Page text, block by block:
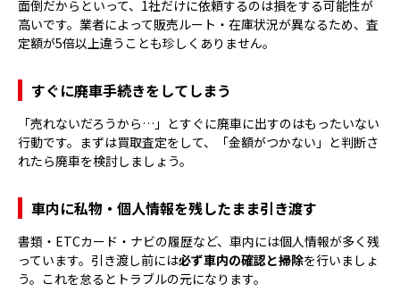
面倒だからといって、1社だけに依頼するのは損をする可能性が
高いです。業者によって販売ルート・在庫状況が異なるため、査
定額が5倍以上違うことも珍しくありません。
すぐに廃車手続きをしてしまう
「売れないだろうから…」とすぐに廃車に出すのはもったいない
行動です。まずは買取査定をして、「金額がつかない」と判断さ
れたら廃車を検討しましょう。
車内に私物・個人情報を残したまま引き渡す
書類・ETCカード・ナビの履歴など、車内には個人情報が多く残
っています。引き渡し前には必ず車内の確認と掃除を行いましょ
う。これを怠るとトラブルの元になります。